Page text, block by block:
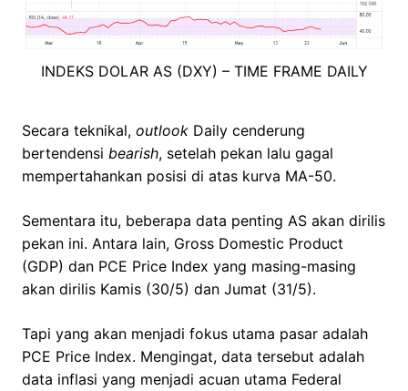
INDEKS DOLAR AS (DXY) – TIME FRAME DAILY
Secara teknikal, outlook Daily cenderung
bertendensi bearish, setelah pekan lalu gagal
mempertahankan posisi di atas kurva MA-50.
Sementara itu, beberapa data penting AS akan dirilis
pekan ini. Antara lain, Gross Domestic Product
(GDP) dan PCE Price Index yang masing-masing
akan dirilis Kamis (30/5) dan Jumat (31/5).
Tapi yang akan menjadi fokus utama pasar adalah
PCE Price Index. Mengingat, data tersebut adalah
data inflasi yang menjadi acuan utama Federal